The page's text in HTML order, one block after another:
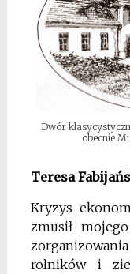
Dwór
obecnie
Teresa
Kryzys
zmusił
rolników i